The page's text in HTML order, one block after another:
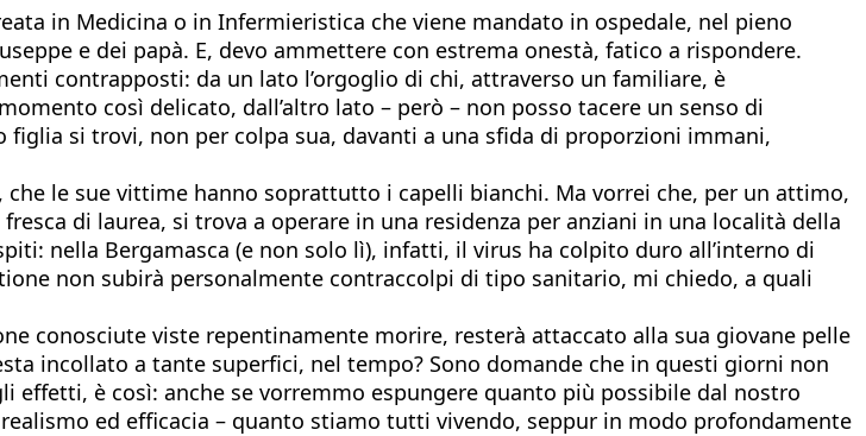
in Medicina o in Infermieristica che viene mandato in ospedale, nel pieno
e dei papà. E, devo ammettere con estrema onestà, fatico a rispondere.
contrapposti: da un lato l’orgoglio di chi, attraverso un familiare, è
così delicato, dall’altro lato – però – non posso tacere un senso di
si trovi, non per colpa sua, davanti a una sfida di proporzioni immani,
le sue vittime hanno soprattutto i capelli bianchi. Ma vorrei che, per un attimo,
di laurea, si trova a operare in una residenza per anziani in una località della
nella Bergamasca (e non solo lì), infatti, il virus ha colpito duro all’interno di
non subirà personalmente contraccolpi di tipo sanitario, mi chiedo, a quali
conosciute viste repentinamente morire, resterà attaccato alla sua giovane pelle
incollato a tante superfici, nel tempo? Sono domande che in questi giorni non
è così: anche se vorremmo espungere quanto più possibile dal nostro
ed efficacia – quanto stiamo tutti vivendo, seppur in modo profondamente